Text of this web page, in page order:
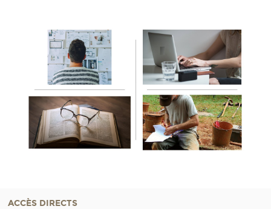
ACCÈS DIRECTS